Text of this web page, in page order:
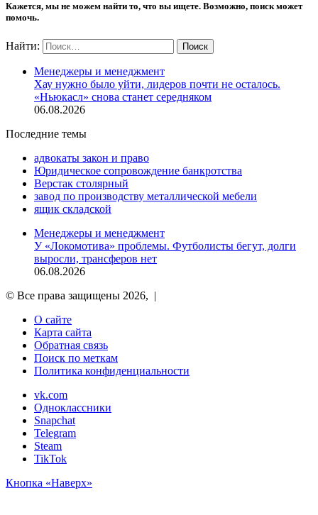
Кажется, мы не можем найти то, что вы ищете. Возможно, поиск может
помочь.
Найти:
Менеджеры и менеджмент
Хау нужно было уйти, лидеров почти не осталось.
«Ньюкасл» снова станет середняком
06.08.2026
Последние темы
адвокаты закон и право
Юридическое сопровождение банкротства
Верстак столярный
завод по производству металлической мебели
ящик складской
Менеджеры и менеджмент
У «Локомотива» проблемы. Футболисты бегут, долги
выросли, трансферов нет
06.08.2026
© Все права защищены 2026, |
О сайте
Карта сайта
Обратная связь
Поиск по меткам
Политика конфиденциальности
vk.com
Одноклассники
Snapchat
Telegram
Steam
TikTok
Кнопка «Наверх»